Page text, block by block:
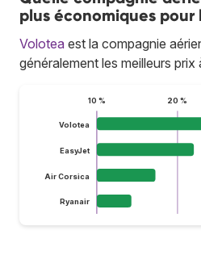
plus économiques
Volotea est la compagnie
généralement les meilleurs prix
10 % 20 %
Volotea
EasyJet
Air Corsica
Ryanair